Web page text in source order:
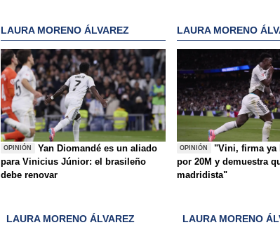
LAURA MORENO ÁLVAREZ
OPINIÓN
Yan Diomandé es un aliado
para Vinicius Júnior: el brasileño
debe renovar
LAURA MORENO
OPINIÓN
"Vini, firma ya
por 20M y demuestra
madridista"
LAURA MORENO ÁLVAREZ LAURA MORENO